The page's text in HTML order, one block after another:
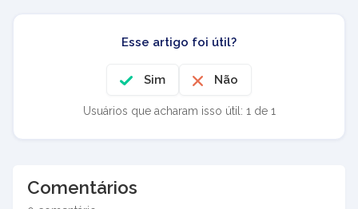
Esse artigo foi útil?
Sim Não
Usuários que acharam isso útil: 1 de 1
Comentários